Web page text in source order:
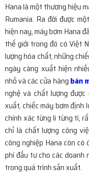
Hana là một thương hiệu
Rumania. Ra đời được
hiện nay, máy bơm Hana
thế giới trong đó có Việt
lượng hóa chất, những
ngày càng xuất hiện
nhỏ và các cửa hàng bán
nghệ và chất lượng
xuất, chiếc máy bơm định
chính xác từng li từng tí,
chỉ là chất lượng công
công nghiệp Hana còn
phí đầu tư cho các doanh
trong quá trình sản xuất.